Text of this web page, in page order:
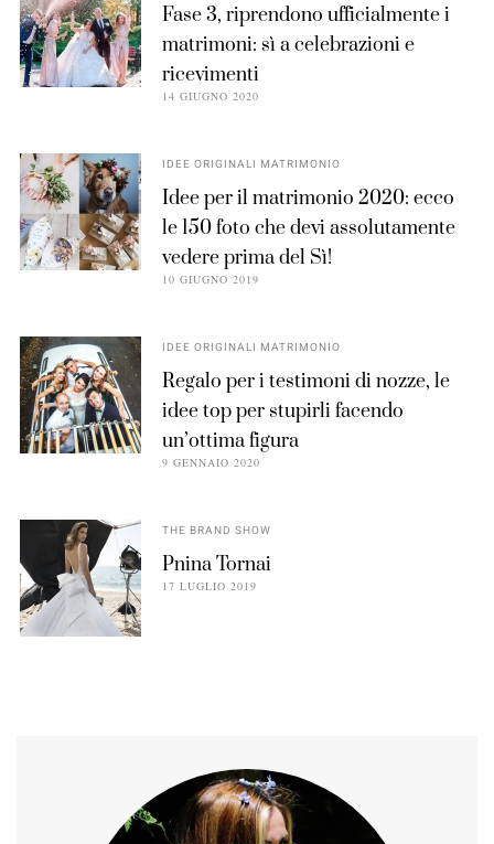
Fase 3, riprendono ufficialmente i
matrimoni: sì a celebrazioni e
ricevimenti
14 GIUGNO 2020
IDEE ORIGINALI MATRIMONIO
Idee per il matrimonio 2020: ecco
le 150 foto che devi assolutamente
vedere prima del Sì!
10 GIUGNO 2019
IDEE ORIGINALI MATRIMONIO
Regalo per i testimoni di nozze, le
idee top per stupirli facendo
un’ottima figura
9 GENNAIO 2020
THE BRAND SHOW
Pnina Tornai
17 LUGLIO 2019